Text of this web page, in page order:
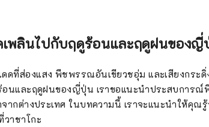
พลินไปกับฤดูร้อนและฤดูฝนของญี่
ที่ส่องแสง พืชพรรณอันเขียวชอุ่ม และเสียงกระดิ่
นและฤดูฝนของญี่ปุ่น เราขอแนะนำประสบการณ์
ากต่างประเทศ ในบทความนี้ เราจะแนะนำให้คุณ
าชาโกะ